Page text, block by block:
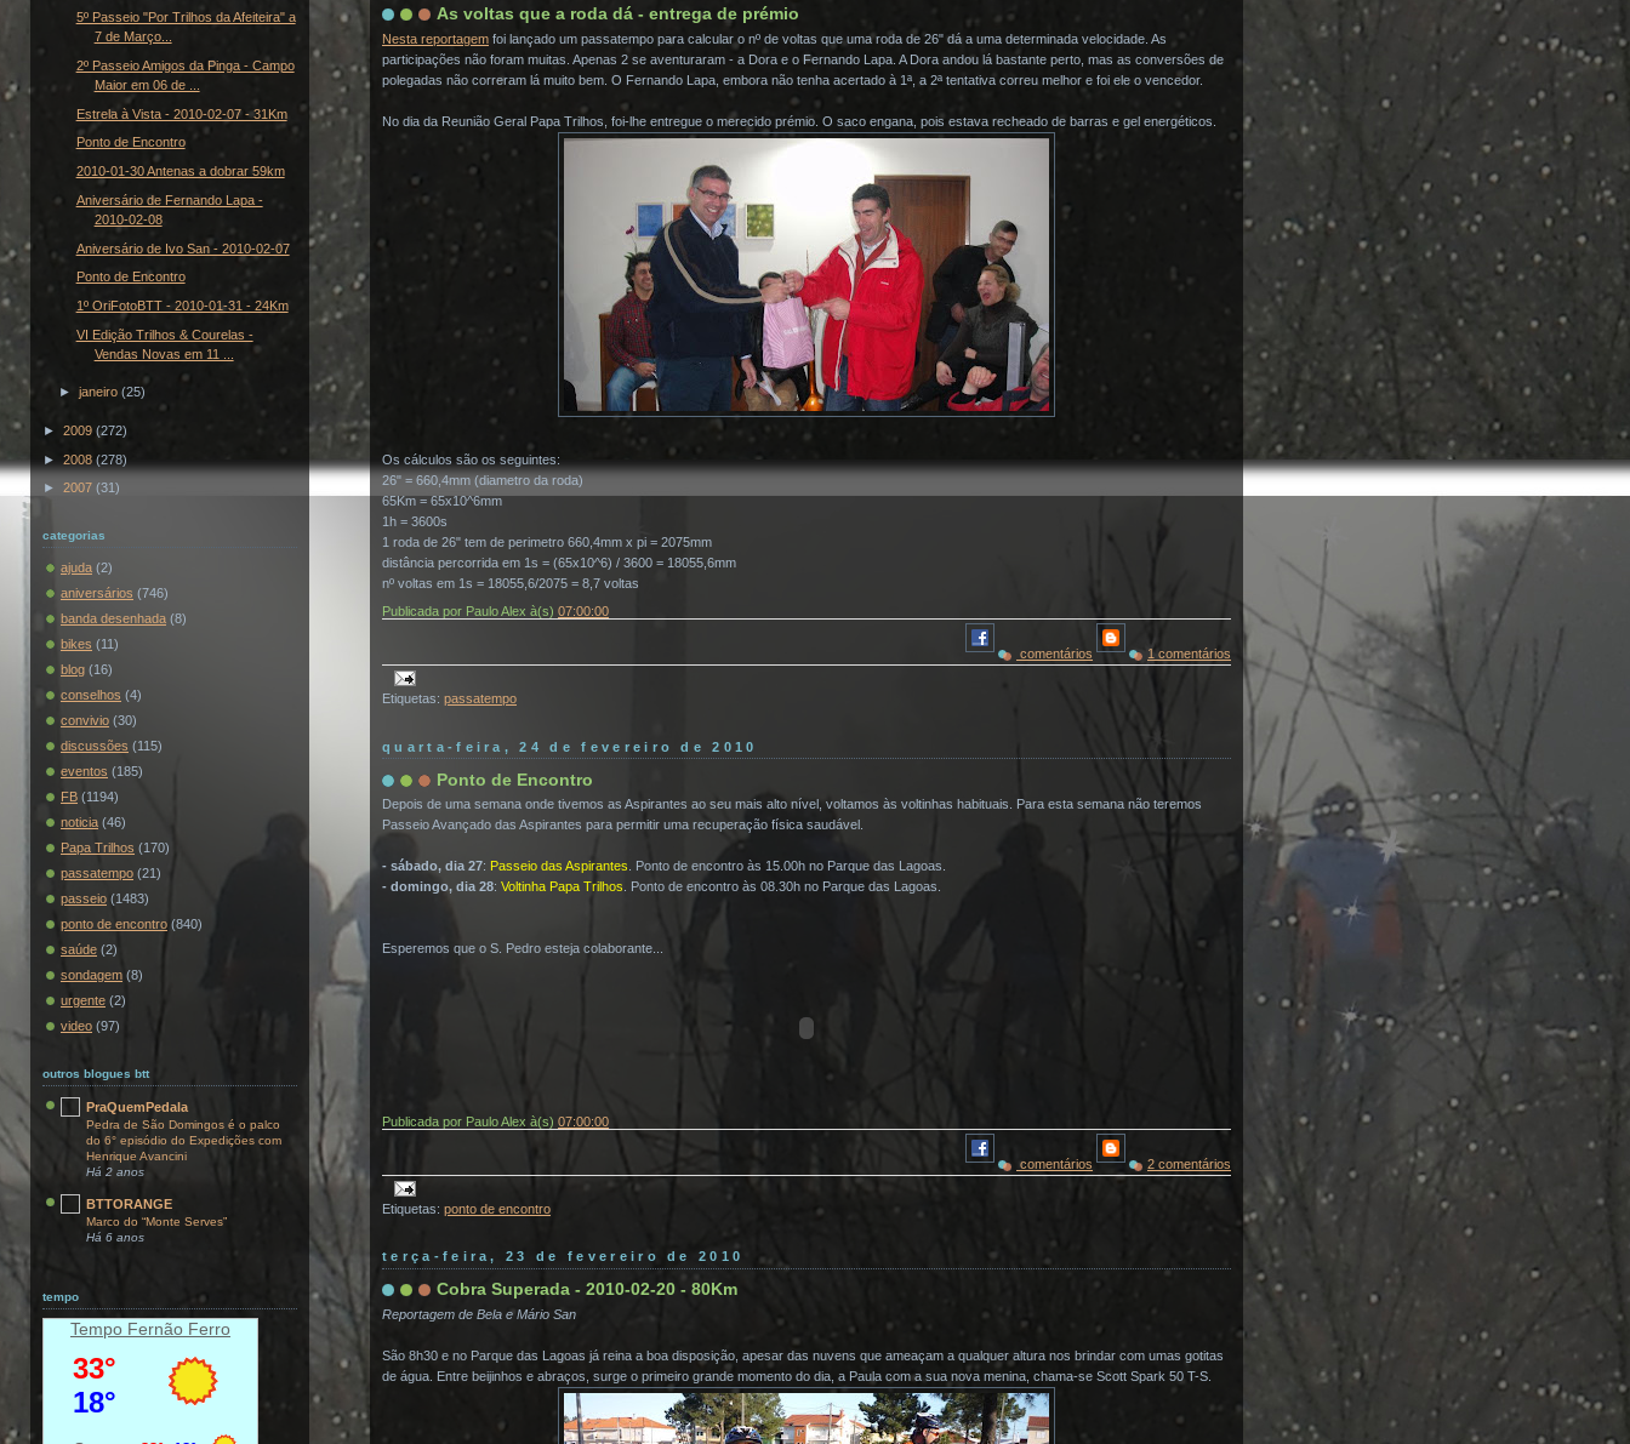
5º Passeio "Por Trilhos da Afeiteira" a
7 de Março...
2º Passeio Amigos da Pinga - Campo
Maior em 06 de ...
Estrela à Vista - 2010-02-07 - 31Km
Ponto de Encontro
2010-01-30 Antenas a dobrar 59km
Aniversário de Fernando Lapa -
2010-02-08
Aniversário de Ivo San - 2010-02-07
Ponto de Encontro
1º OriFotoBTT - 2010-01-31 - 24Km
VI Edição Trilhos & Courelas -
Vendas Novas em 11 ...
►janeiro(25)
► 2009 (272)
► 2008 (278)
► 2007 (31)
categorias
ajuda (2)
aniversários (746)
banda desenhada (8)
bikes (11)
blog (16)
conselhos (4)
convivio (30)
discussões (115)
eventos (185)
FB (1194)
noticia (46)
Papa Trilhos (170)
passatempo (21)
passeio (1483)
ponto de encontro (840)
saúde (2)
sondagem (8)
urgente (2)
video (97)
outros blogues btt
PraQuemPedala
Pedra de São Domingos é o palco
do 6° episódio do Expedições com
Henrique Avancini
Há 2 anos
BTTORANGE
Marco do “Monte Serves”
Há 6 anos
tempo
Tempo Fernão Ferro
As voltas que a roda dá - entrega de prémio
Nesta reportagem foi lançado um passatempo para calcular o nº de voltas que uma roda de 26" dá a uma determinada velocidade. As
participações não foram muitas. Apenas 2 se aventuraram - a Dora e o Fernando Lapa. A Dora andou lá bastante perto, mas as conversões de
polegadas não correram lá muito bem. O Fernando Lapa, embora não tenha acertado à 1ª, a 2ª tentativa correu melhor e foi ele o vencedor.
No dia da Reunião Geral Papa Trilhos, foi-lhe entregue o merecido prémio. O saco engana, pois estava recheado de barras e gel energéticos.
Os cálculos são os seguintes:
26" = 660,4mm (diametro da roda)
65Km = 65x10^6mm
1h = 3600s
1 roda de 26" tem de perimetro 660,4mm x pi = 2075mm
distância percorrida em 1s = (65x10^6) / 3600 = 18055,6mm
nº voltas em 1s = 18055,6/2075 = 8,7 voltas
Publicada por Paulo Alex à(s) 07:00:00
comentários 1 comentários
Etiquetas: passatempo
quarta-feira, 24 de fevereiro de 2010
Ponto de Encontro
Depois de uma semana onde tivemos as Aspirantes ao seu mais alto nível, voltamos às voltinhas habituais. Para esta semana não teremos
Passeio Avançado das Aspirantes para permitir uma recuperação física saudável.
- sábado, dia 27: Passeio das Aspirantes . Ponto de encontro às 15.00h no Parque das Lagoas.
- domingo, dia 28: Voltinha Papa Trilhos . Ponto de encontro às 08.30h no Parque das Lagoas.
Esperemos que o S. Pedro esteja colaborante...
Publicada por Paulo Alex à(s) 07:00:00
comentários 2 comentários
Etiquetas: ponto de encontro
terça-feira, 23 de fevereiro de 2010
Cobra Superada - 2010-02-20 - 80Km
Reportagem de Bela e Mário San
São 8h30 e no Parque das Lagoas já reina a boa disposição, apesar das nuvens que ameaçam a qualquer altura nos brindar com umas gotitas
de água. Entre beijinhos e abraços, surge o primeiro grande momento do dia, a Paula com a sua nova menina, chama-se Scott Spark 50 T-S.